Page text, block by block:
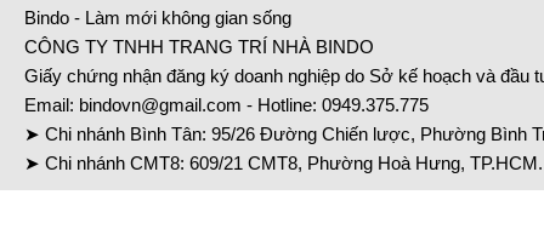
Bindo - Làm mới không gian sống
CÔNG TY TNHH TRANG TRÍ NHÀ BINDO
Giấy chứng nhận đăng ký doanh nghiệp do Sở kế hoạch và đầu
Email: bindovn@gmail.com - Hotline: 0949.375.775
➤ Chi nhánh Bình Tân: 95/26 Đường Chiến lược, Phường Bình
➤ Chi nhánh CMT8: 609/21 CMT8, Phường Hoà Hưng,